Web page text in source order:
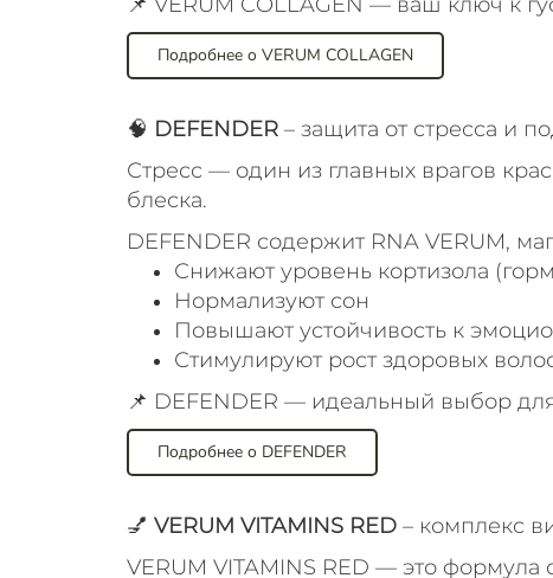
Подробнее о VERUM COLLAGEN
🧠 DEFENDER – защита от стресса и
Стресс — один из главных врагов
блеска.
DEFENDER содержит RNA VERUM,
Снижают уровень кортизола
Нормализуют сон
Повышают устойчивость к
Стимулируют рост здоровых
📌 DEFENDER — идеальный выбор для
Подробнее о DEFENDER
💅 VERUM VITAMINS RED – комплекс
VERUM VITAMINS RED — это